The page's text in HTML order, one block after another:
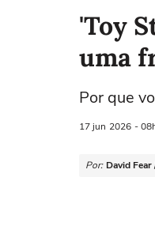
'Toy
uma
Por que
17 jun 2026 -
Por: David